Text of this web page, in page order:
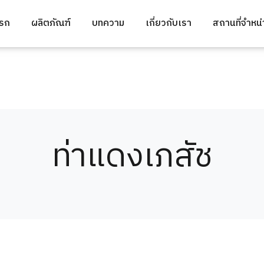
ก ผลิตภัณฑ์ บทความ เกี่ยวกับเรา สถานที่จำห
ท่าแดงเภสัช